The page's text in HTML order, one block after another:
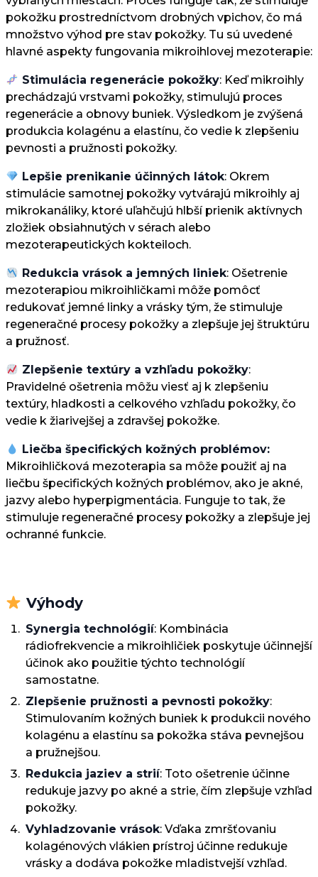
pokožku prostredníctvom drobných vpichov, čo má
množstvo výhod pre stav pokožky. Tu sú uvedené
hlavné aspekty fungovania mikroihlovej mezoterapie:
Stimulácia regenerácie pokožky: Keď mikroihly
prechádzajú vrstvami pokožky, stimulujú proces
regenerácie a obnovy buniek. Výsledkom je zvýšená
produkcia kolagénu a elastínu, čo vedie k zlepšeniu
pevnosti a pružnosti pokožky.
Lepšie prenikanie účinných látok: Okrem
stimulácie samotnej pokožky vytvárajú mikroihly aj
mikrokanáliky, ktoré uľahčujú hlbší prienik aktívnych
zložiek obsiahnutých v sérach alebo
mezoterapeutických kokteiloch.
Redukcia vrások a jemných liniek: Ošetrenie
mezoterapiou mikroihličkami môže pomôcť
redukovať jemné linky a vrásky tým, že stimuluje
regeneračné procesy pokožky a zlepšuje jej štruktúru
a pružnosť.
Zlepšenie textúry a vzhľadu pokožky:
Pravidelné ošetrenia môžu viesť aj k zlepšeniu
textúry, hladkosti a celkového vzhľadu pokožky, čo
vedie k žiarivejšej a zdravšej pokožke.
Liečba špecifických kožných problémov:
Mikroihličková mezoterapia sa môže použiť aj na
liečbu špecifických kožných problémov, ako je akné,
jazvy alebo hyperpigmentácia. Funguje to tak, že
stimuluje regeneračné procesy pokožky a zlepšuje jej
ochranné funkcie.
Výhody
Synergia technológií: Kombinácia
rádiofrekvencie a mikroihličiek poskytuje účinnejší
účinok ako použitie týchto technológií
samostatne.
Zlepšenie pružnosti a pevnosti pokožky:
Stimulovaním kožných buniek k produkcii nového
kolagénu a elastínu sa pokožka stáva pevnejšou
a pružnejšou.
Redukcia jaziev a strií: Toto ošetrenie účinne
redukuje jazvy po akné a strie, čím zlepšuje vzhľad
pokožky.
Vyhladzovanie vrások: Vďaka zmršťovaniu
kolagénových vlákien prístroj účinne redukuje
vrásky a dodáva pokožke mladistvejší vzhľad.